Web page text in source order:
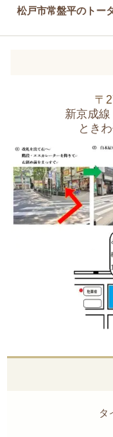
松戸市常盤平のトー
〒
新京成
とき
タ